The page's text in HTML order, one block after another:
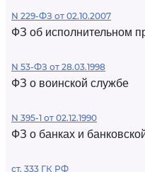
N 229-ФЗ от 02.10.2007
ФЗ об исполнительном
N 53-ФЗ от 28.03.1998
ФЗ о воинской службе
N 395-1 от 02.12.1990
ФЗ о банках и
ст. 333 ГК РФ